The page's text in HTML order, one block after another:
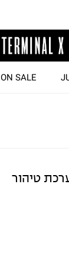
ON SALE
טיהור